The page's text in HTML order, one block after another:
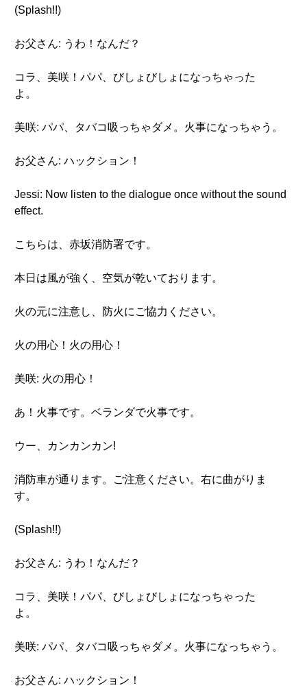
(Splash!!)
お父さん: うわ！なんだ？
コラ、美咲！パパ、びしょびしょになっちゃった
よ。
美咲: パパ、タバコ吸っちゃダメ。火事になっちゃう。
お父さん: ハックション！
Jessi: Now listen to the dialogue once without the sound
effect.
こちらは、赤坂消防署です。
本日は風が強く、空気が乾いております。
火の元に注意し、防火にご協力ください。
火の用心！火の用心！
美咲: 火の用心！
あ！火事です。ベランダで火事です。
ウー、カンカンカン!
消防車が通ります。ご注意ください。右に曲がりま
す。
(Splash!!)
お父さん: うわ！なんだ？
コラ、美咲！パパ、びしょびしょになっちゃった
よ。
美咲: パパ、タバコ吸っちゃダメ。火事になっちゃう。
お父さん: ハックション！